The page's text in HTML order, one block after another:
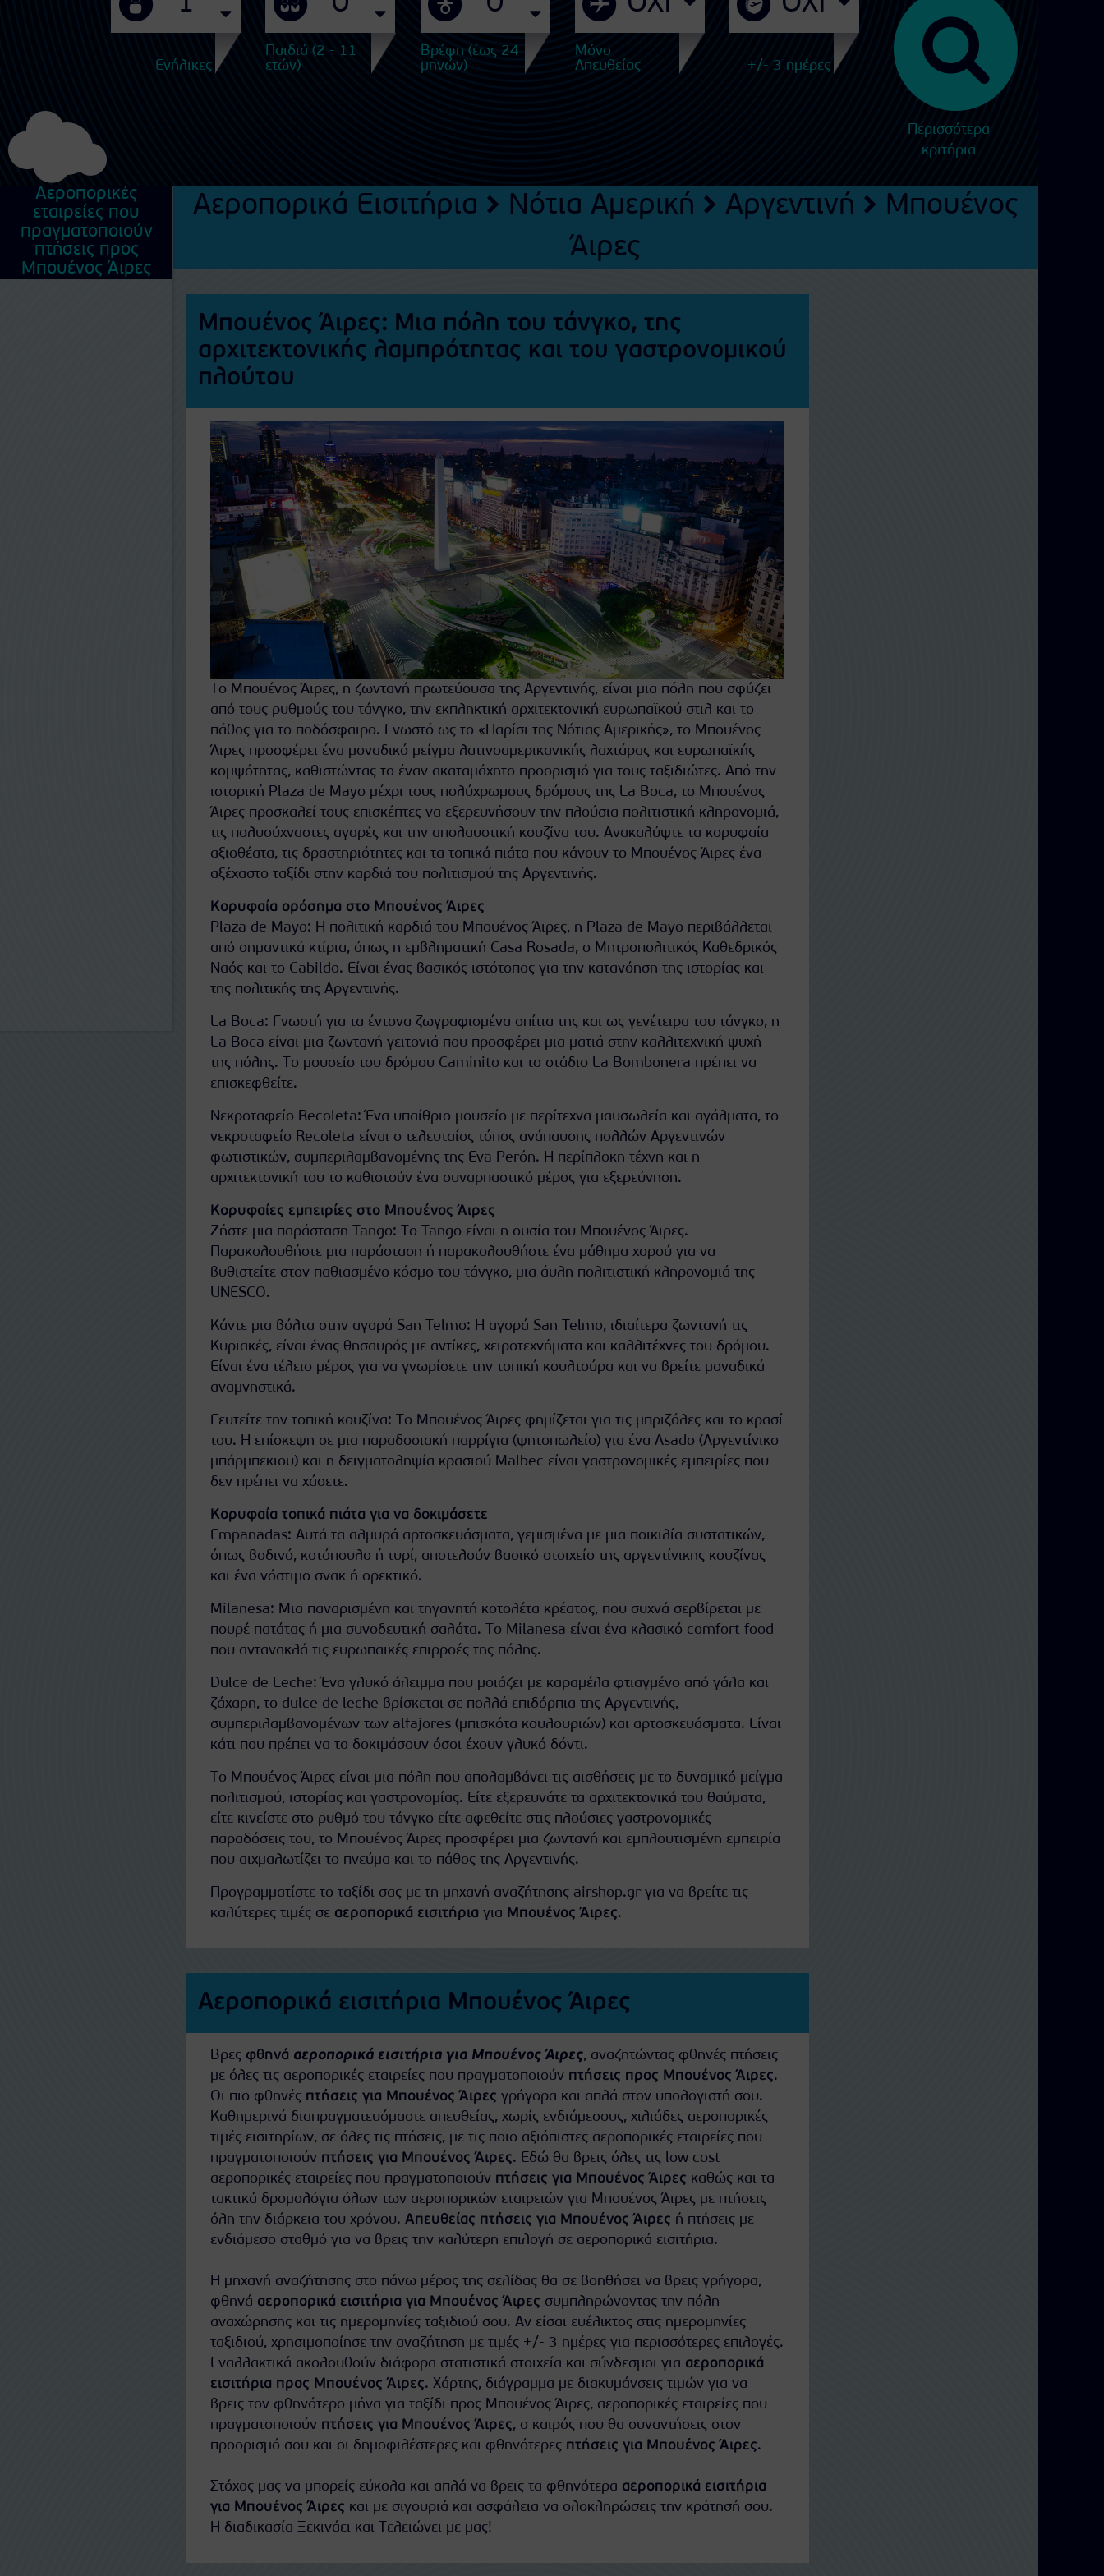
Ενήλικες
Παιδιά (2 - 11
ετών)
Βρέφη (έως 24
μηνών)
Μόνο
Απευθείας
+/- 3 ημέρες
Περισσότερα
κριτήρια
Αεροπορικές
εταιρείες που
πραγματοποιούν
πτήσεις προς
Μπουένος Άιρες
Αεροπορικά Εισιτήρια Νότια Αμερική Αργεντινή
Μπουένος
Άιρες
Μπουένος Άιρες: Μια πόλη του τάνγκο, της
αρχιτεκτονικής λαμπρότητας και του γαστρονομικού
πλούτου
Το Μπουένος Άιρες, η ζωντανή πρωτεύουσα της Αργεντινής, είναι μια πόλη που σφύζει
από τους ρυθμούς του τάνγκο, την εκπληκτική αρχιτεκτονική ευρωπαϊκού στιλ και το
πάθος για το ποδόσφαιρο. Γνωστό ως το «Παρίσι της Νότιας Αμερικής», το Μπουένος
Άιρες προσφέρει ένα μοναδικό μείγμα λατινοαμερικανικής λαχτάρας και ευρωπαϊκής
κομψότητας, καθιστώντας το έναν ακαταμάχητο προορισμό για τους ταξιδιώτες. Από την
ιστορική Plaza de Mayo μέχρι τους πολύχρωμους δρόμους της La Boca, το Μπουένος
Άιρες προσκαλεί τους επισκέπτες να εξερευνήσουν την πλούσια πολιτιστική κληρονομιά,
τις πολυσύχναστες αγορές και την απολαυστική κουζίνα του. Ανακαλύψτε τα κορυφαία
αξιοθέατα, τις δραστηριότητες και τα τοπικά πιάτα που κάνουν το Μπουένος Άιρες ένα
αξέχαστο ταξίδι στην καρδιά του πολιτισμού της Αργεντινής.
Κορυφαία ορόσημα στο Μπουένος Άιρες
Plaza de Mayo: Η πολιτική καρδιά του Μπουένος Άιρες, η Plaza de Mayo περιβάλλεται
από σημαντικά κτίρια, όπως η εμβληματική Casa Rosada, ο Μητροπολιτικός Καθεδρικός
Ναός και το Cabildo. Είναι ένας βασικός ιστότοπος για την κατανόηση της ιστορίας και
της πολιτικής της Αργεντινής.
La Boca: Γνωστή για τα έντονα ζωγραφισμένα σπίτια της και ως γενέτειρα του τάνγκο, η
La Boca είναι μια ζωντανή γειτονιά που προσφέρει μια ματιά στην καλλιτεχνική ψυχή
της πόλης. Το μουσείο του δρόμου Caminito και το στάδιο La Bombonera πρέπει να
επισκεφθείτε.
Νεκροταφείο Recoleta: Ένα υπαίθριο μουσείο με περίτεχνα μαυσωλεία και αγάλματα, το
νεκροταφείο Recoleta είναι ο τελευταίος τόπος ανάπαυσης πολλών Αργεντινών
φωτιστικών, συμπεριλαμβανομένης της Eva Perón. Η περίπλοκη τέχνη και η
αρχιτεκτονική του το καθιστούν ένα συναρπαστικό μέρος για εξερεύνηση.
Κορυφαίες εμπειρίες στο Μπουένος Άιρες
Ζήστε μια παράσταση Tango: Το Tango είναι η ουσία του Μπουένος Άιρες.
Παρακολουθήστε μια παράσταση ή παρακολουθήστε ένα μάθημα χορού για να
βυθιστείτε στον παθιασμένο κόσμο του τάνγκο, μια άυλη πολιτιστική κληρονομιά της
UNESCO.
Κάντε μια βόλτα στην αγορά San Telmo: Η αγορά San Telmo, ιδιαίτερα ζωντανή τις
Κυριακές, είναι ένας θησαυρός με αντίκες, χειροτεχνήματα και καλλιτέχνες του δρόμου.
Είναι ένα τέλειο μέρος για να γνωρίσετε την τοπική κουλτούρα και να βρείτε μοναδικά
αναμνηστικά.
Γευτείτε την τοπική κουζίνα: Το Μπουένος Άιρες φημίζεται για τις μπριζόλες και το κρασί
του. Η επίσκεψη σε μια παραδοσιακή παρρίγια (ψητοπωλείο) για ένα Asado (Αργεντίνικο
μπάρμπεκιου) και η δειγματοληψία κρασιού Malbec είναι γαστρονομικές εμπειρίες που
δεν πρέπει να χάσετε.
Κορυφαία τοπικά πιάτα για να δοκιμάσετε
Empanadas: Αυτά τα αλμυρά αρτοσκευάσματα, γεμισμένα με μια ποικιλία συστατικών,
όπως βοδινό, κοτόπουλο ή τυρί, αποτελούν βασικό στοιχείο της αργεντίνικης κουζίνας
και ένα νόστιμο σνακ ή ορεκτικό.
Milanesa: Μια παναρισμένη και τηγανητή κοτολέτα κρέατος, που συχνά σερβίρεται με
πουρέ πατάτας ή μια συνοδευτική σαλάτα. Το Milanesa είναι ένα κλασικό comfort food
που αντανακλά τις ευρωπαϊκές επιρροές της πόλης.
Dulce de Leche: Ένα γλυκό άλειμμα που μοιάζει με καραμέλα φτιαγμένο από γάλα και
ζάχαρη, το dulce de leche βρίσκεται σε πολλά επιδόρπια της Αργεντινής,
συμπεριλαμβανομένων των alfajores (μπισκότα κουλουριών) και αρτοσκευάσματα. Είναι
κάτι που πρέπει να το δοκιμάσουν όσοι έχουν γλυκό δόντι.
Το Μπουένος Άιρες είναι μια πόλη που απολαμβάνει τις αισθήσεις με το δυναμικό μείγμα
πολιτισμού, ιστορίας και γαστρονομίας. Είτε εξερευνάτε τα αρχιτεκτονικά του θαύματα,
είτε κινείστε στο ρυθμό του τάνγκο είτε αφεθείτε στις πλούσιες γαστρονομικές
παραδόσεις του, το Μπουένος Άιρες προσφέρει μια ζωντανή και εμπλουτισμένη εμπειρία
που αιχμαλωτίζει το πνεύμα και το πάθος της Αργεντινής.
Προγραμματίστε το ταξίδι σας με τη μηχανή αναζήτησης airshop.gr για να βρείτε τις
καλύτερες τιμές σε αεροπορικά εισιτήρια για Μπουένος Άιρες.
Αεροπορικά εισιτήρια Μπουένος Άιρες
Βρες φθηνά αεροπορικά εισιτήρια για Μπουένος Άιρες, αναζητώντας φθηνές πτήσεις
με όλες τις αεροπορικές εταιρείες που πραγματοποιούν πτήσεις προς Μπουένος Άιρες.
Οι πιο φθηνές πτήσεις για Μπουένος Άιρες γρήγορα και απλά στον υπολογιστή σου.
Καθημερινά διαπραγματευόμαστε απευθείας, χωρίς ενδιάμεσους, χιλιάδες αεροπορικές
τιμές εισιτηρίων, σε όλες τις πτήσεις, με τις ποιο αξιόπιστες αεροπορικές εταιρείες που
πραγματοποιούν πτήσεις για Μπουένος Άιρες. Εδώ θα βρεις όλες τις low cost
αεροπορικές εταιρείες που πραγματοποιούν πτήσεις για Μπουένος Άιρες καθώς και τα
τακτικά δρομολόγια όλων των αεροπορικών εταιρειών για Μπουένος Άιρες με πτήσεις
όλη την διάρκεια του χρόνου. Απευθείας πτήσεις για Μπουένος Άιρες ή πτήσεις με
ενδιάμεσο σταθμό για να βρεις την καλύτερη επιλογή σε αεροπορικά εισιτήρια.
Η μηχανή αναζήτησης στο πάνω μέρος της σελίδας θα σε βοηθήσει να βρεις γρήγορα,
φθηνά αεροπορικά εισιτήρια για Μπουένος Άιρες συμπληρώνοντας την πόλη
αναχώρησης και τις ημερομηνίες ταξιδιού σου. Αν είσαι ευέλικτος στις ημερομηνίες
ταξιδιού, χρησιμοποίησε την αναζήτηση με τιμές +/- 3 ημέρες για περισσότερες επιλογές.
Εναλλακτικά ακολουθούν διάφορα στατιστικά στοιχεία και σύνδεσμοι για αεροπορικά
εισιτήρια προς Μπουένος Άιρες. Χάρτης, διάγραμμα με διακυμάνσεις τιμών για να
βρεις τον φθηνότερο μήνα για ταξίδι προς Μπουένος Άιρες, αεροπορικές εταιρείες που
πραγματοποιούν πτήσεις για Μπουένος Άιρες, ο καιρός που θα συναντήσεις στον
προορισμό σου και οι δημοφιλέστερες και φθηνότερες πτήσεις για Μπουένος Άιρες.
Στόχος μας να μπορείς εύκολα και απλά να βρεις τα φθηνότερα αεροπορικά εισιτήρια
για Μπουένος Άιρες και με σιγουριά και ασφάλεια να ολοκληρώσεις την κράτησή σου.
Η διαδικασία Ξεκινάει και Τελειώνει με μας!